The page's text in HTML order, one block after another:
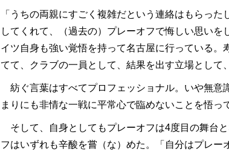
「うちの両親にすごく複雑だという連絡はもらっ
してくれて、（過去の）プレーオフで悔しい思い
イツ自身も強い覚悟を持って名古屋に行っている。
てて、クラブの一員として、結果を出す立場として
紡ぐ言葉はすべてプロフェッショナル。いや無意
まりにも非情な一戦に平常心で臨めないことを悟っ
そして、自身としてもプレーオフは4度目の舞台
フはいずれも辛酸を嘗（な）めた。「自分はプレー